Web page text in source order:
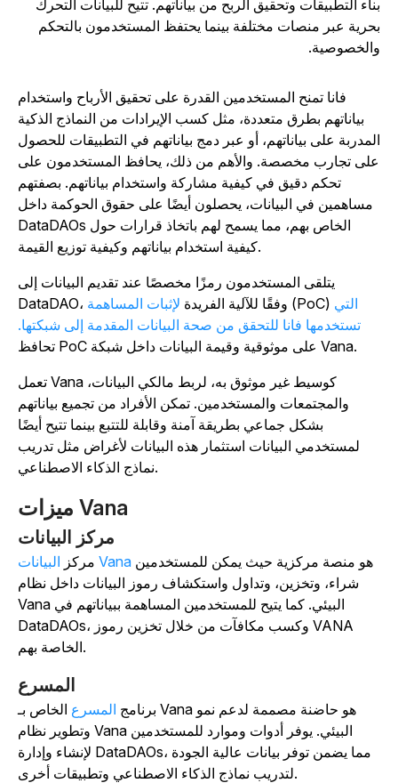
التطبيقات وتحقيق الربح من بياناتهم. تتيح للبيانات التحرك
عبر منصات مختلفة بينما يحتفظ المستخدمون بالتحكم
فانا تمنح المستخدمين القدرة على تحقيق الأرباح واستخدام
بياناتهم بطرق متعددة، مثل كسب الإيرادات من النماذج الذكية
على بياناتهم، أو عبر دمج بياناتهم في التطبيقات للحصول
تجارب مخصصة. والأهم من ذلك، يحافظ المستخدمون على
تحكم دقيق في كيفية مشاركة واستخدام بياناتهم. بصفتهم
مساهمين في البيانات، يحصلون أيضًا على حقوق الحوكمة داخل
DataDAOs الخاص بهم، مما يسمح لهم باتخاذ قرارات حول
يتلقى المستخدمون رمزًا مخصصًا عند تقديم البيانات إلى
DataDAO، وفقًا للآلية الفريدة لإثبات المساهمة (PoC)التي
تستخدمها فانا للتحقق من صحة البيانات المقدمة إلى شبكتها.
تحافظ PoC على موثوقية وقيمة البيانات داخل شبكة Vana.
تعمل Vana كوسيط غير موثوق به، لربط مالكي البيانات،
والمجتمعات والمستخدمين. تمكن الأفراد من تجميع بياناتهم
بشكل جماعي بطريقة آمنة وقابلة للتتبع بينما تتيح أيضًا
لمستخدمي البيانات استثمار هذه البيانات لأغراض مثل تدريب
ميزات Vana
مركز البيانات
مركزالبيانات Vanaهو منصة مركزية حيث يمكن للمستخدمين
شراء، وتخزين، وتداول واستكشاف رموز البيانات داخل نظام
Vana البيئي. كما يتيح للمستخدمين المساهمة ببياناتهم في
DataDAOs، وكسب مكافآت من خلال تخزين رموز VANA
المسرع
برنامجالمسرعالخاص بـ Vana هو حاضنة مصممة لدعم نمو
وتطوير نظام Vana البيئي. يوفر أدوات وموارد للمستخدمين
لإنشاء وإدارة DataDAOs، مما يضمن توفر بيانات عالية الجودة